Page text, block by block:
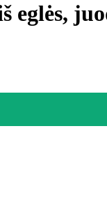
eglės,